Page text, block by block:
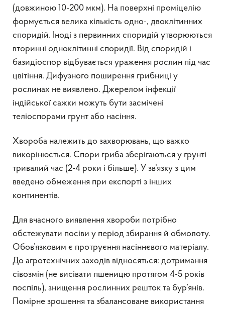
(довжиною 10-200 мкм). На поверхні проміцелію
формується велика кількість одно-, двоклітинних
споридій. Іноді з первинних споридій утворюються
вторинні одноклітинні споридії. Від споридій і
базидіоспор відбувається ураження рослин під час
цвітіння. Дифузного поширення грибниці у
рослинах не виявлено. Джерелом інфекції
індійської сажки можуть бути засмічені
теліоспорами грунт або насіння.
Хвороба належить до захворювань, що важко
викорінюється. Спори гриба зберігаються у грунті
тривалий час (2-4 роки і більше). У зв’язку з цим
введено обмеження при експорті з інших
континентів.
Для вчасного виявлення хвороби потрібно
обстежувати посіви у період збирання й обмолоту.
Обов’язковим є протруєння насіннєвого матеріалу.
До агротехнічних заходів відносяться: дотримання
сівозмін (не висівати пшеницю протягом 4-5 років
поспіль), знищення рослинних решток та бур’янів.
Помірне зрошення та збалансоване використання